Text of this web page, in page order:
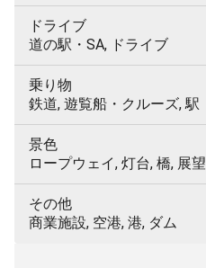
ドライブ
道の駅・SA, ドライブ
乗り物
鉄道, 遊覧船・クルーズ, 駅
景色
ロープウェイ, 灯台, 橋, 展
その他
商業施設, 空港, 港, ダム